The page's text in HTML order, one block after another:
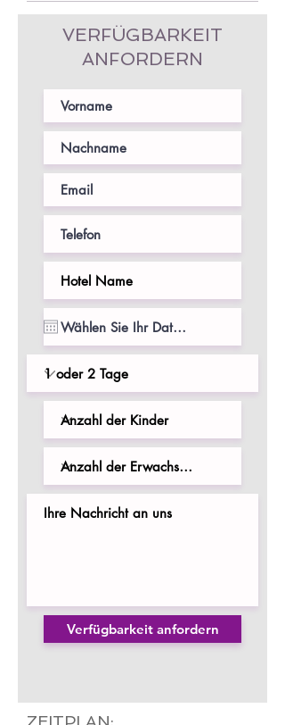
VERFÜGBARKEIT
ANFORDERN
Verfügbarkeit anfordern
ZEITPLAN: